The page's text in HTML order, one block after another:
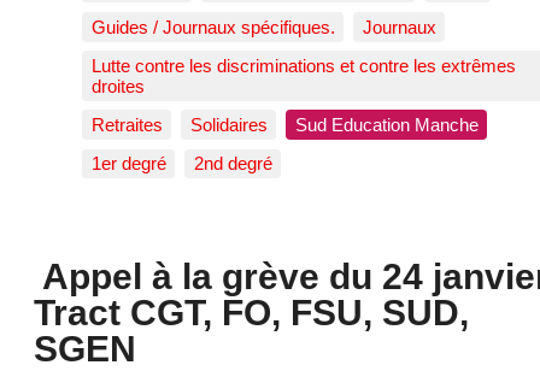
Guides / Journaux spécifiques.
Journaux
Lutte contre les discriminations et contre les extrêmes
droites
Retraites
Solidaires
Sud Education Manche
1er degré
2nd degré
Appel à la grève du 24
Tract CGT, FO, FSU, SUD,
SGEN